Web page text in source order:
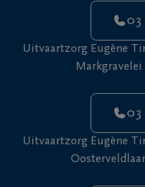
03
Uitvaartzorg Eugène
Markgravelei
03
Uitvaartzorg Eugène